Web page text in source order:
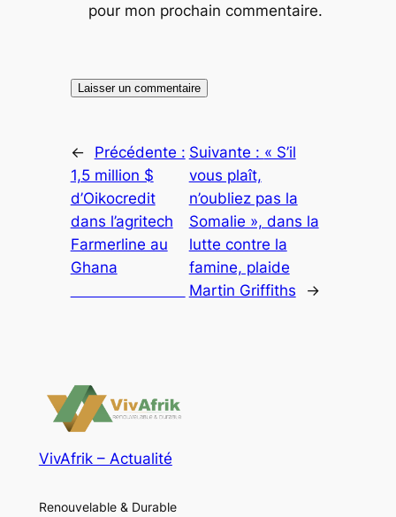
pour mon prochain commentaire.
←
Précédente :
1,5 million $
d’Oikocredit
dans l’agritech
Farmerline au
Ghana
Suivante : « S’il
vous plaît,
n’oubliez pas la
Somalie », dans la
lutte contre la
famine, plaide
Martin Griffiths
→
VivAfrik – Actualité
Renouvelable & Durable